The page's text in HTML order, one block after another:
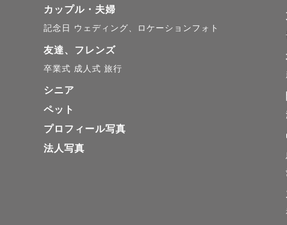
カップル・夫婦
記念日 ウェディング、ロケーションフォト
友達、フレンズ
卒業式 成人式 旅行
シニア
ペット
プロフィール写真
法人写真